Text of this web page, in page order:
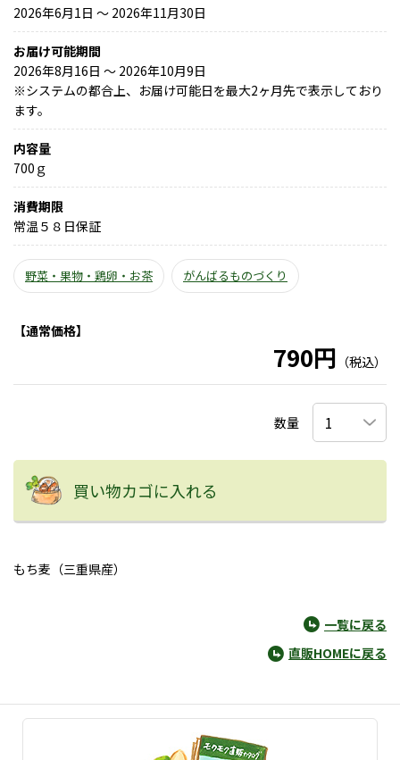
2026年6月1日 〜 2026年11月30日
お届け可能期間
2026年8月16日 ～ 2026年10月9日
※システムの都合上、お届け可能日を最大2ヶ月先で表示しており
ます。
内容量
700ｇ
消費期限
常温５８日保証
野菜・果物・鶏卵・お茶 がんばるものづくり
【通常価格】
790円 （税込）
数量
買い物カゴに入れる
もち麦（三重県産）
一覧に戻る
直販HOMEに戻る